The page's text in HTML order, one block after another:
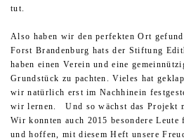
tut.
Also haben wir den perfekten Ort
Forst Brandenburg hats der Stiftung
haben einen Verein und eine
Grundstück zu pachten. Vieles hat
wir natürlich erst im Nachhinein
wir lernen. Und so wächst das Projekt
Wir konnten auch 2015 besondere
und hoffen, mit diesem Heft unsere